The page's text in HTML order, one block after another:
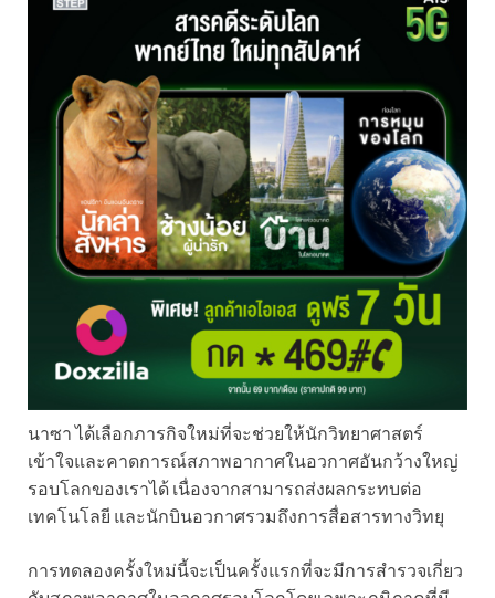
นาซา ได้เลือกภารกิจใหม่ที่จะช่วยให้นักวิทยาศาสตร์
เข้าใจและคาดการณ์สภาพอากาศในอวกาศอันกว้างใหญ่
รอบโลกของเราได้ เนื่องจากสามารถส่งผลกระทบต่อ
เทคโนโลยี และนักบินอวกาศรวมถึงการสื่อสารทางวิทยุ
การทดลองครั้งใหม่นี้จะเป็นครั้งแรกที่จะมีการสำรวจเกี่ยว